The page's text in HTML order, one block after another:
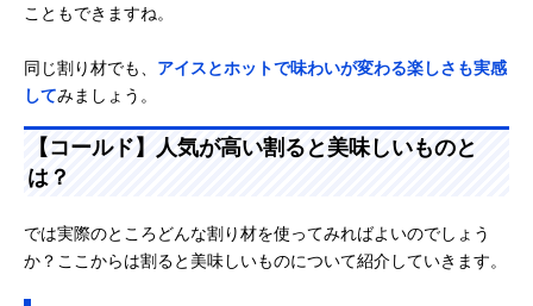
こともできますね。
同じ割り材でも、 アイスとホットで味わいが変わる楽しさも実感
してみましょう。
【コールド】人気が高い割ると美味しいものと
は？
では実際のところどんな割り材を使ってみればよいのでしょう
か？ここからは割ると美味しいものについて紹介していきます。